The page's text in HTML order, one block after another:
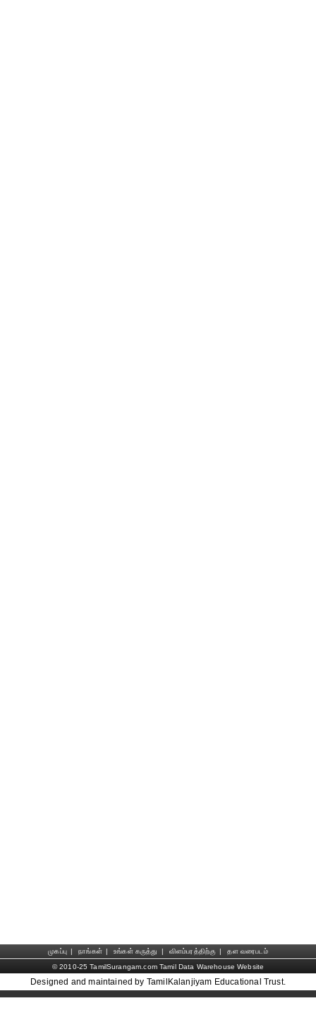
முகப்பு | நாங்கள் | உங்கள் கருத்து | விளம்பரத்திற்கு |
தள வரைபடம்
© 2010-25 TamilSurangam.com Tamil Data Warehouse Website
Designed and maintained by TamilKalanjiyam Educational Trust.